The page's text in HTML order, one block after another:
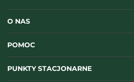
O NAS
POMOC
PUNKTY STACJONARNE